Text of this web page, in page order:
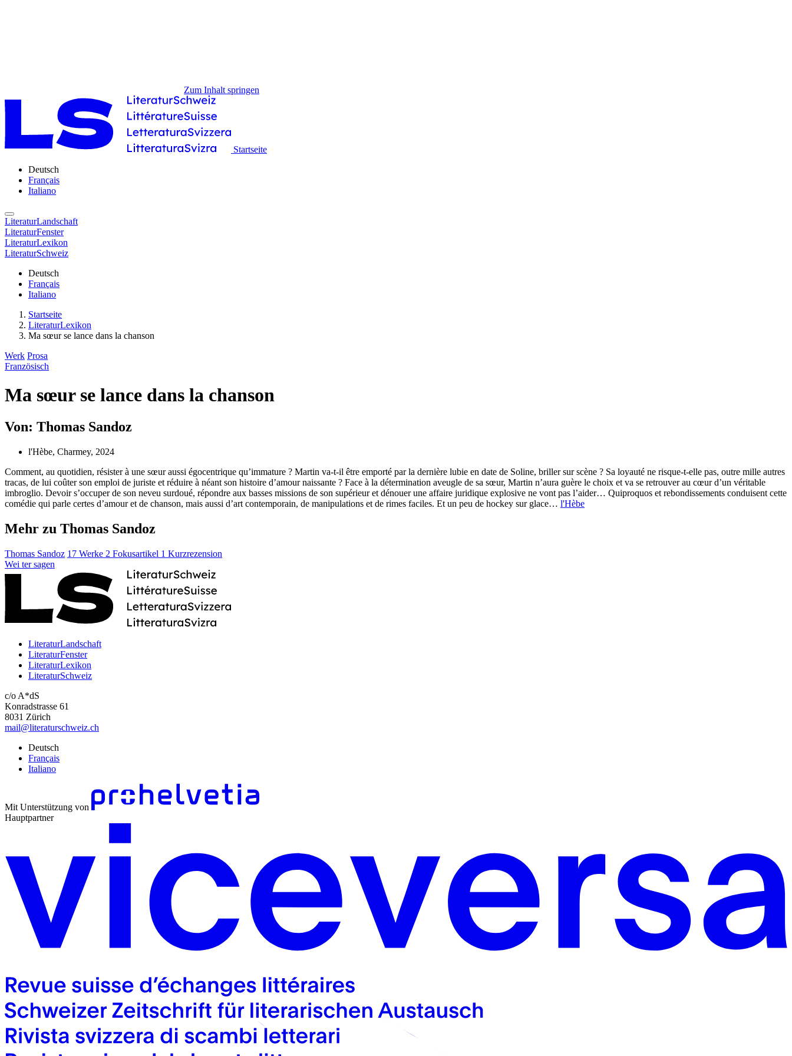
Zum Inhalt springen
Startseite
Deutsch
Français
Italiano
LiteraturLandschaft
LiteraturFenster
LiteraturLexikon
LiteraturSchweiz
Deutsch
Français
Italiano
Startseite
LiteraturLexikon
Ma sœur se lance dans la chanson
Werk Prosa
Französisch
Ma sœur se lance dans la chanson
Von: Thomas Sandoz
l'Hèbe, Charmey, 2024
Comment, au quotidien, résister à une sœur aussi égocentrique qu’immature ? Martin va-t-il être emporté par la dernière lubie en date de Soline, briller sur scène ? Sa loyauté ne risque-t-elle pas, outre mille autres
tracas, de lui coûter son emploi de juriste et réduire à néant son histoire d’amour naissante ? Face à la détermination aveugle de sa sœur, Martin n’aura guère le choix et va se retrouver au cœur d’un véritable
imbroglio. Devoir s’occuper de son neveu surdoué, répondre aux basses missions de son supérieur et dénouer une affaire juridique explosive ne vont pas l’aider… Quiproquos et rebondissements conduisent cette
comédie qui parle certes d’amour et de chanson, mais aussi d’art contemporain, de manipulations et de rimes faciles. Et un peu de hockey sur glace… l'Hèbe
Mehr zu Thomas Sandoz
Thomas Sandoz 17 Werke 2 Fokusartikel 1 Kurzrezension
Wei ter sagen
LiteraturLandschaft
LiteraturFenster
LiteraturLexikon
LiteraturSchweiz
c/o A*dS
Konradstrasse 61
8031 Zürich
mail@literaturschweiz.ch
Deutsch
Français
Italiano
Mit Unterstützung von
Hauptpartner